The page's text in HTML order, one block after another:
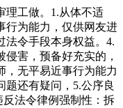
工做。1.从体不适
行为能力，仅供网友进
法令手段本身权益。4.
害，预备好充实的，
，无平易近事行为能力
题还有疑问，5.公序良
法令律例强制性：拆